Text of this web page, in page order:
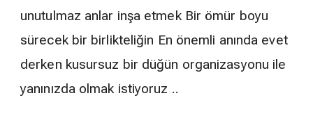
unutulmaz anlar inşa etmek Bir ömür boyu
sürecek bir birlikteliğin En önemli anında evet
derken kusursuz bir düğün organizasyonu ile
yanınızda olmak istiyoruz ..